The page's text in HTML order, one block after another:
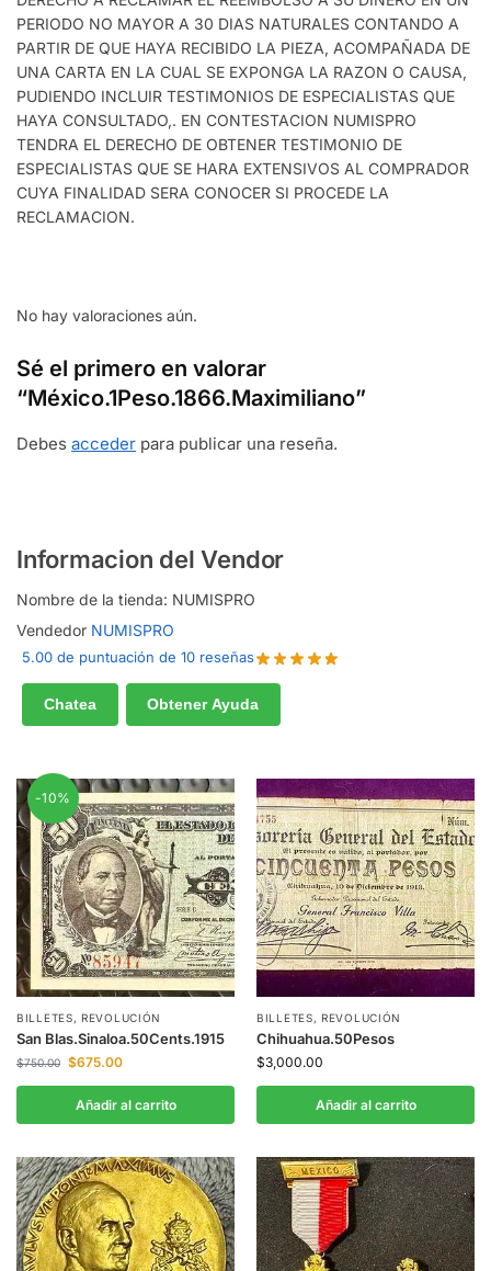
PERIODO NO MAYOR A 30 DIAS NATURALES CONTANDO A
PARTIR DE QUE HAYA RECIBIDO LA PIEZA, ACOMPAÑADA DE
UNA CARTA EN LA CUAL SE EXPONGA LA RAZON O CAUSA,
PUDIENDO INCLUIR TESTIMONIOS DE ESPECIALISTAS QUE
HAYA CONSULTADO,. EN CONTESTACION NUMISPRO
TENDRA EL DERECHO DE OBTENER TESTIMONIO DE
ESPECIALISTAS QUE SE HARA EXTENSIVOS AL COMPRADOR
CUYA FINALIDAD SERA CONOCER SI PROCEDE LA
RECLAMACION.
No hay valoraciones aún.
Sé el primero en valorar
“México.1Peso.1866.Maximiliano”
Debes acceder para publicar una reseña.
Informacion del Vendor
Nombre de la tienda: NUMISPRO
Vendedor NUMISPRO
5.00 de puntuación de 10 reseñas
Chatea Obtener Ayuda
-10%
BILLETES,REVOLUCIÓN
San Blas.Sinaloa.50Cents.1915
$750.00 $675.00
Añadir al carrito
BILLETES,REVOLUCIÓN
Chihuahua.50Pesos
$3,000.00
Añadir al carrito